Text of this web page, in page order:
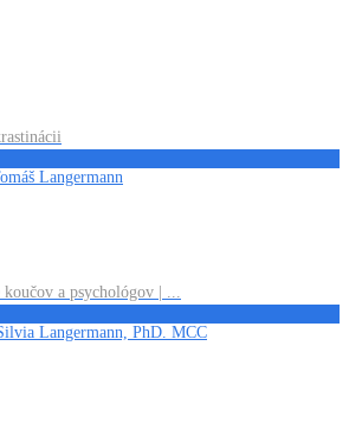
Langermann
a psychológov | ...
Langermann, PhD. MCC